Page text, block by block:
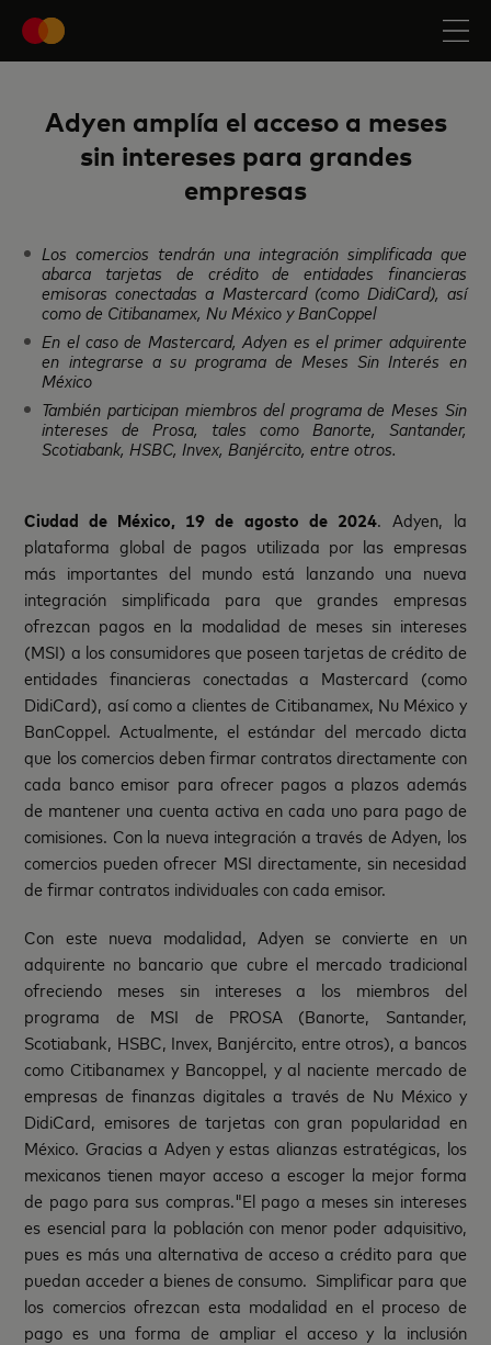
Adyen amplía el acceso a meses
sin intereses para grandes
empresas
Los comercios tendrán una integración simplificada que
abarca tarjetas de crédito de entidades financieras
emisoras conectadas a Mastercard (como DidiCard), así
como de Citibanamex, Nu México y BanCoppel
En el caso de Mastercard, Adyen es el primer adquirente
en integrarse a su programa de Meses Sin Interés en
México
También participan miembros del programa de Meses Sin
intereses de Prosa, tales como Banorte, Santander,
Scotiabank, HSBC, Invex, Banjército, entre otros.
Ciudad de México, 19 de agosto de 2024. Adyen, la
plataforma global de pagos utilizada por las empresas
más importantes del mundo está lanzando una nueva
integración simplificada para que grandes empresas
ofrezcan pagos en la modalidad de meses sin intereses
(MSI) a los consumidores que poseen tarjetas de crédito de
entidades financieras conectadas a Mastercard (como
DidiCard), así como a clientes de Citibanamex, Nu México y
BanCoppel. Actualmente, el estándar del mercado dicta
que los comercios deben firmar contratos directamente con
cada banco emisor para ofrecer pagos a plazos además
de mantener una cuenta activa en cada uno para pago de
comisiones. Con la nueva integración a través de Adyen, los
comercios pueden ofrecer MSI directamente, sin necesidad
de firmar contratos individuales con cada emisor.
Con este nueva modalidad, Adyen se convierte en un
adquirente no bancario que cubre el mercado tradicional
ofreciendo meses sin intereses a los miembros del
programa de MSI de PROSA (Banorte, Santander,
Scotiabank, HSBC, Invex, Banjército, entre otros), a bancos
como Citibanamex y Bancoppel, y al naciente mercado de
empresas de finanzas digitales a través de Nu México y
DidiCard, emisores de tarjetas con gran popularidad en
México. Gracias a Adyen y estas alianzas estratégicas, los
mexicanos tienen mayor acceso a escoger la mejor forma
de pago para sus compras."El pago a meses sin intereses
es esencial para la población con menor poder adquisitivo,
pues es más una alternativa de acceso a crédito para que
puedan acceder a bienes de consumo. Simplificar para que
los comercios ofrezcan esta modalidad en el proceso de
pago es una forma de ampliar el acceso y la inclusión